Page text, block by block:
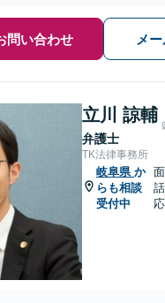
問い合わせ メ
立川 諒輔
弁護士
TK法律事務所
岐阜県 か
らも相談
受付中